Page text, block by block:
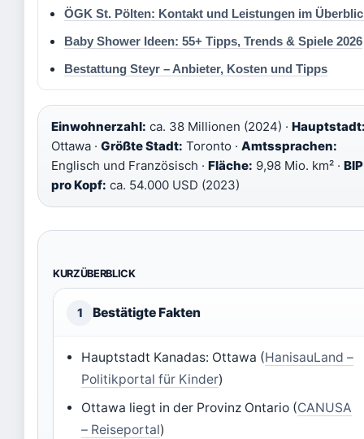
ÖGK St. Pölten: Kontakt und Leistungen im
Baby Shower Ideen: 55+ Tipps, Trends & Spiele 2026
Bestattung Steyr – Anbieter, Kosten und Tipps
Einwohnerzahl: ca. 38 Millionen (2024) ·
Ottawa · Größte Stadt: Toronto · Amtssprachen:
Englisch und Französisch · Fläche: 9,98 Mio. km² · BIP
pro Kopf: ca. 54.000 USD (2023)
KURZÜBERBLICK
1 Bestätigte Fakten
Hauptstadt Kanadas: Ottawa (HanisauLand –
Politikportal für Kinder)
Ottawa liegt in der Provinz Ontario (CANUSA
– Reiseportal)